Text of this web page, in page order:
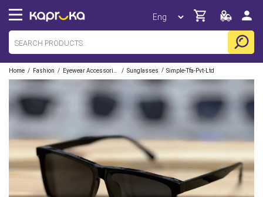
Home / Fashion / / Sunglasses / Simple-Tfa-Pvt-Ltd